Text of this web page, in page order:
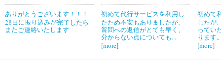
ありがとうございます！！！
28日に振り込みが完了したら
またご連絡いたします
初めて代行サービスを利用し
たため不安もありましたが、
質問への返信がとても早く、
分からない点についても...
[more]
初めて
したが
ってい
ります
[more]